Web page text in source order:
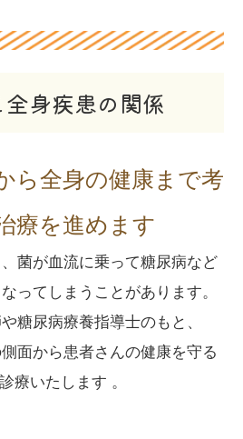
身疾患の関係
ら全身の健康まで考
療を進めます
菌が血流に乗って糖尿病など
ってしまうことがあります。
糖尿病療養指導士のもと、
面から患者さんの健康を守る
療いたします 。